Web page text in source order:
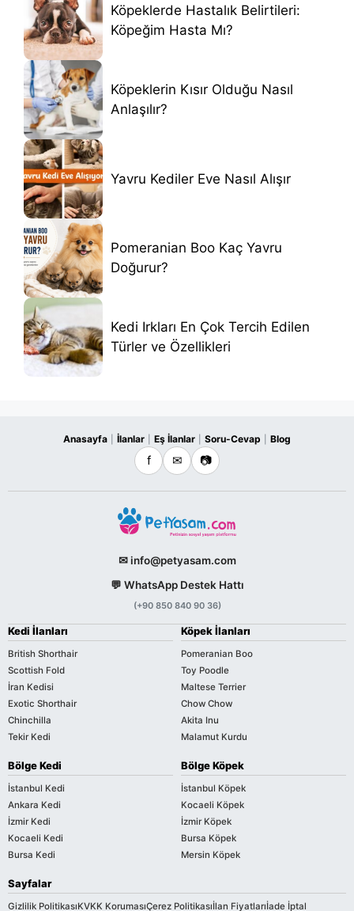
Köpeklerde Hastalık Belirtileri:
Köpeğim Hasta Mı?
Köpeklerin Kısır Olduğu Nasıl
Anlaşılır?
Yavru Kediler Eve Nasıl Alışır
Pomeranian Boo Kaç Yavru
Doğurur?
Kedi Irkları En Çok Tercih Edilen
Türler ve Özellikleri
Anasayfa İlanlar Eş İlanlar Soru-Cevap Blog
f ✉ 📷
✉ info@petyasam.com
💬 WhatsApp Destek Hattı
(+90 850 840 90 36)
Kedi İlanları
British Shorthair
Scottish Fold
İran Kedisi
Exotic Shorthair
Chinchilla
Tekir Kedi
Köpek İlanları
Pomeranian Boo
Toy Poodle
Maltese Terrier
Chow Chow
Akita Inu
Malamut Kurdu
Bölge Kedi
İstanbul Kedi
Ankara Kedi
İzmir Kedi
Kocaeli Kedi
Bursa Kedi
Bölge Köpek
İstanbul Köpek
Kocaeli Köpek
İzmir Köpek
Bursa Köpek
Mersin Köpek
Sayfalar
Gizlilik PolitikasıKVKK KorumasıÇerez Politikasıİlan Fiyatlarıİade İptal